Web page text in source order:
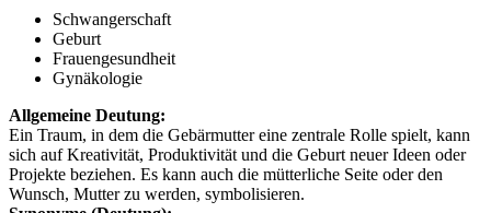
Schwangerschaft
Geburt
Frauengesundheit
Gynäkologie
Allgemeine Deutung:
Ein Traum, in dem die Gebärmutter eine zentrale Rolle spielt, kann
sich auf Kreativität, Produktivität und die Geburt neuer Ideen oder
Projekte beziehen. Es kann auch die mütterliche Seite oder den
Wunsch, Mutter zu werden, symbolisieren.